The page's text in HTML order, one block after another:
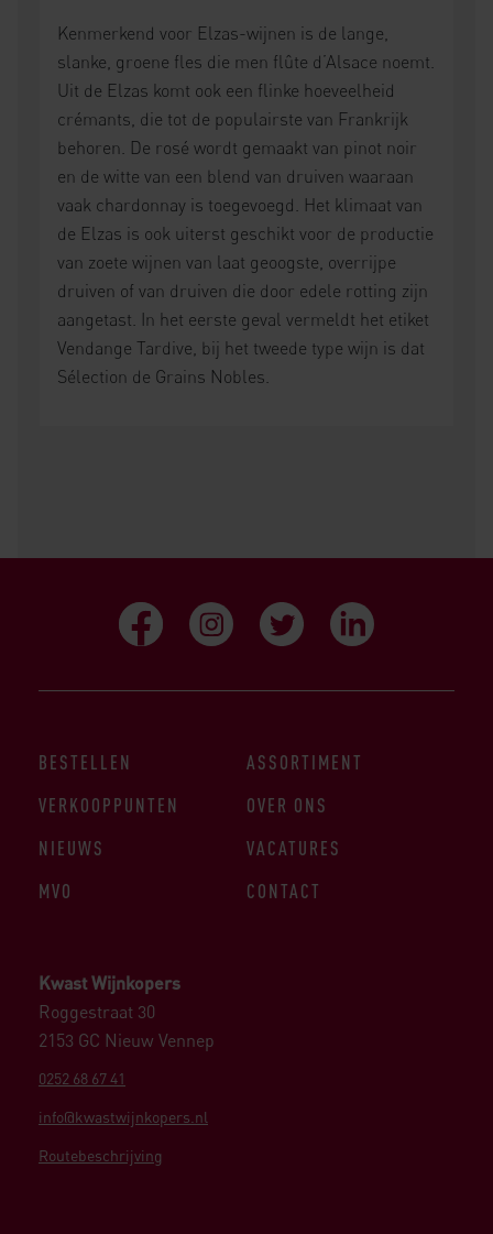
Kenmerkend voor Elzas-wijnen is de lange,
slanke, groene fles die men flûte d’Alsace noemt.
Uit de Elzas komt ook een flinke hoeveelheid
crémants, die tot de populairste van Frankrijk
behoren. De rosé wordt gemaakt van pinot noir
en de witte van een blend van druiven waaraan
vaak chardonnay is toegevoegd. Het klimaat van
de Elzas is ook uiterst geschikt voor de productie
van zoete wijnen van laat geoogste, overrijpe
druiven of van druiven die door edele rotting zijn
aangetast. In het eerste geval vermeldt het etiket
Vendange Tardive, bij het tweede type wijn is dat
Sélection de Grains Nobles.
Kwast Wijnkopers
Roggestraat 30
2153 GC Nieuw Vennep
0252 68 67 41
info@kwastwijnkopers.nl
Routebeschrijving
BESTELLEN
ASSORTIMENT
VERKOOPPUNTEN
OVER ONS
NIEUWS
VACATURES
MVO
CONTACT